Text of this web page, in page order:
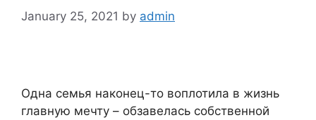
January 25, 2021 by admin
Одна семья наконец-то воплотила в жизнь
главную мечту – обзавелась собственной